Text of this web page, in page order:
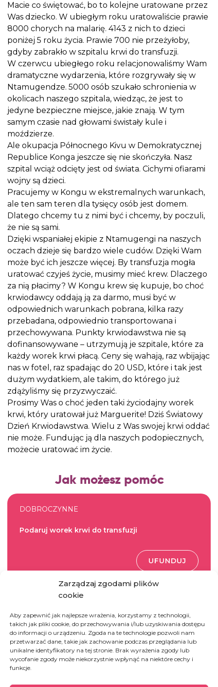
Zarządzaj zgodami plików
cookie
Aby zapewnić jak najlepsze wrażenia, korzystamy z technologii,
takich jak pliki cookie, do przechowywania i/lub uzyskiwania dostępu
do informacji o urządzeniu. Zgoda na te technologie pozwoli nam
przetwarzać dane, takie jak zachowanie podczas przeglądania lub
unikalne identyfikatory na tej stronie. Brak wyrażenia zgody lub
wycofanie zgody może niekorzystnie wpłynąć na niektóre cechy i
funkcje.
Macie co świętować, bo to kolejne uratowane przez
Was dziecko. W ubiegłym roku uratowaliście prawie
8000 chorych na malarię. 4143 z nich to dzieci
poniżej 5 roku życia. Prawie 700 nie przeżyłoby,
gdyby zabrakło w szpitalu krwi do transfuzji.
W czerwcu ubiegłego roku relacjonowaliśmy Wam
dramatyczne wydarzenia, które rozgrywały się w
Ntamugendze. 5000 osób szukało schronienia w
okolicach naszego szpitala, wiedząc, że jest to
jedyne bezpieczne miejsce, jakie znają. W tym
samym czasie nad głowami świstały kule i
moździerze.
Ale okupacja Północnego Kivu w Demokratycznej
Republice Konga jeszcze się nie skończyła. Nasz
szpital wciąż odcięty jest od świata. Cichymi ofiarami
wojny są dzieci.
Pracujemy w Kongu w ekstremalnych warunkach,
ale ten sam teren dla tysięcy osób jest domem.
Dlatego chcemy tu z nimi być i chcemy, by poczuli,
że nie są sami.
Dzięki wspaniałej ekipie z Ntamugengi na naszych
oczach dzieje się bardzo wiele cudów. Dzięki Wam
może być ich jeszcze więcej. By transfuzja mogła
uratować czyjeś życie, musimy mieć krew. Dlaczego
za nią płacimy? W Kongu krew się kupuje, bo choć
krwiodawcy oddają ją za darmo, musi być w
odpowiednich warunkach pobrana, kilka razy
przebadana, odpowiednio transportowana i
przechowywana. Punkty krwiodawstwa nie są
dofinansowywane – utrzymują je szpitale, które za
każdy worek krwi płacą. Ceny się wahają, raz wbijając
nas w fotel, raz spadając do 20 USD, które i tak jest
dużym wydatkiem, ale takim, do którego już
zdążyliśmy się przyzwyczaić.
Prosimy Was o choć jeden taki życiodajny worek
krwi, który uratował już Marguerite! Dziś Światowy
Dzień Krwiodawstwa. Wielu z Was swojej krwi oddać
nie może. Fundując ją dla naszych podopiecznych,
możecie uratować im życie.
Jak możesz pomóc
DOBROCZYNNE
Podaruj worek krwi do transfuzji
UFUNDUJ
Ufunduj kroplówkę ratująca życie
UFUNDUJ